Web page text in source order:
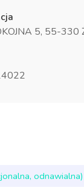
5, 55-330
odnawialna)